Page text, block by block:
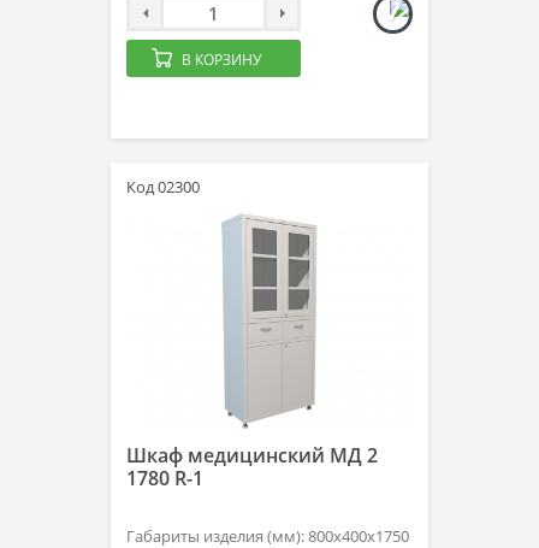
В КОРЗИНУ
Код 02300
Шкаф медицинский МД 2
1780 R-1
Габариты изделия (мм): 800х400х1750